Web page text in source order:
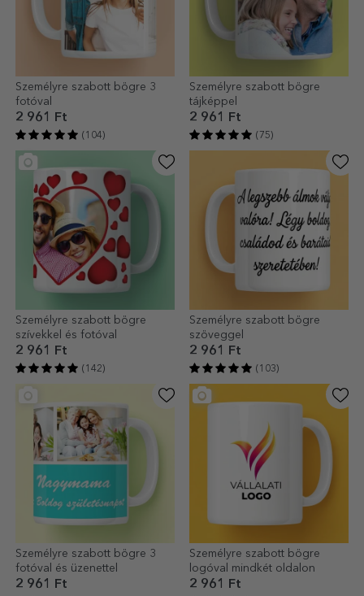
Személyre szabott bögre 3
fotóval
2 961 Ft
(104)
Személyre szabott bögre
tájképpel
2 961 Ft
(75)
Személyre szabott bögre
szívekkel és fotóval
2 961 Ft
(142)
Személyre szabott bögre
szöveggel
2 961 Ft
(103)
Személyre szabott bögre 3
fotóval és üzenettel
2 961 Ft
Személyre szabott bögre
logóval mindkét oldalon
2 961 Ft